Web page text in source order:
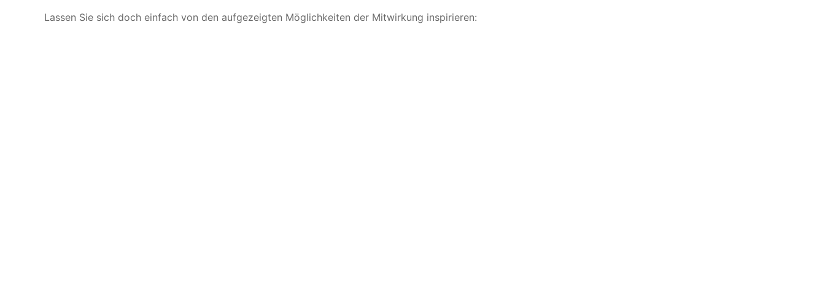
Lassen Sie sich doch einfach von den aufgezeigten Möglichkeiten der Mitwirkung inspirieren: